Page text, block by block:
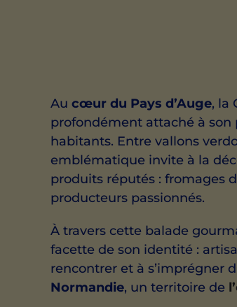
Au cœur du Pays d’Auge, la
profondément attaché à
habitants. Entre vallons
emblématique invite à la
produits réputés : fromages
producteurs passionnés.
À travers cette balade
facette de son identité :
rencontrer et à s’imprégner
Normandie, un territoire de